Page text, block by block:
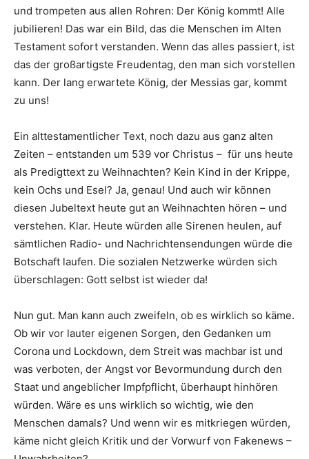
und trompeten aus allen Rohren: Der König kommt! Alle
jubilieren! Das war ein Bild, das die Menschen im Alten
Testament sofort verstanden. Wenn das alles passiert, ist
das der großartigste Freudentag, den man sich vorstellen
kann. Der lang erwartete König, der Messias gar, kommt
zu uns!
Ein alttestamentlicher Text, noch dazu aus ganz alten
Zeiten – entstanden um 539 vor Christus – für uns heute
als Predigttext zu Weihnachten? Kein Kind in der Krippe,
kein Ochs und Esel? Ja, genau! Und auch wir können
diesen Jubeltext heute gut an Weihnachten hören – und
verstehen. Klar. Heute würden alle Sirenen heulen, auf
sämtlichen Radio- und Nachrichtensendungen würde die
Botschaft laufen. Die sozialen Netzwerke würden sich
überschlagen: Gott selbst ist wieder da!
Nun gut. Man kann auch zweifeln, ob es wirklich so käme.
Ob wir vor lauter eigenen Sorgen, den Gedanken um
Corona und Lockdown, dem Streit was machbar ist und
was verboten, der Angst vor Bevormundung durch den
Staat und angeblicher Impfpflicht, überhaupt hinhören
würden. Wäre es uns wirklich so wichtig, wie den
Menschen damals? Und wenn wir es mitkriegen würden,
käme nicht gleich Kritik und der Vorwurf von Fakenews –